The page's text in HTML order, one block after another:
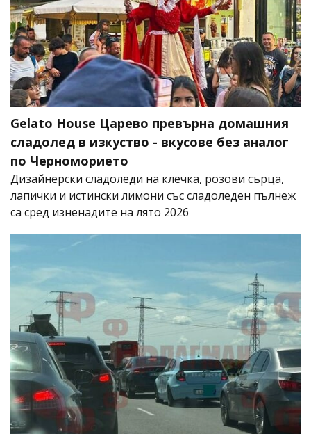
Gelato House Царево превърна домашния
сладолед в изкуство - вкусове без аналог
по Черноморието
Дизайнерски сладоледи на клечка, розови сърца,
лапички и истински лимони със сладоледен пълнеж
са сред изненадите на лято 2026